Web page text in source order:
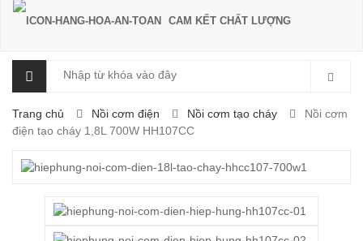
CAM KẾT CHẤT LƯỢNG
Trang chủ Nồi cơm điện Nồi cơm tạo cháy
Nồi cơm
điện tạo cháy 1,8L 700W HH107CC